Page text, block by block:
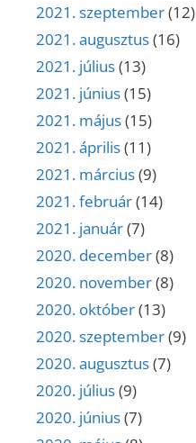
2021. szeptember(12)
2021. augusztus(16)
2021. július(13)
2021. június(15)
2021. május(15)
2021. április(11)
2021. március(9)
2021. február(14)
2021. január(7)
2020. december(8)
2020. november(8)
2020. október(13)
2020. szeptember(9)
2020. augusztus(7)
2020. július(9)
2020. június(7)